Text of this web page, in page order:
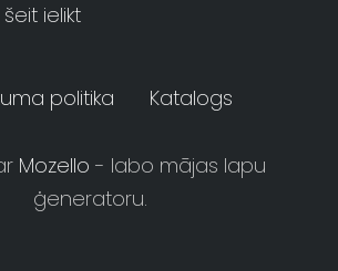
ielikt
politika Katalogs
Mozello - labo mājas lapu
ģeneratoru.